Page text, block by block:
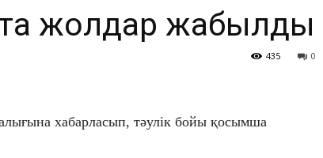
жолдар жабылды
0
435
хабарласып, тәулік бойы қосымша